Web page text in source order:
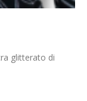
glitterato di